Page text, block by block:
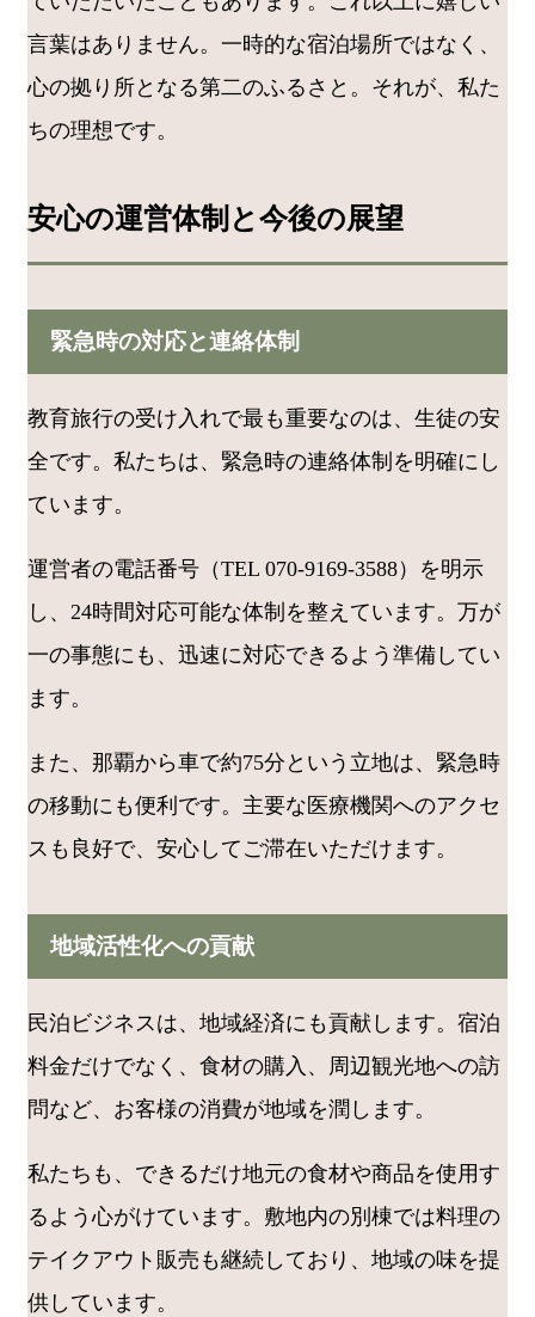
言葉はありません。一時的な宿泊場所ではなく、
心の拠り所となる第二のふるさと。それが、私た
ちの理想です。
安心の運営体制と今後の展望
緊急時の対応と連絡体制
教育旅行の受け入れで最も重要なのは、生徒の安
全です。私たちは、緊急時の連絡体制を明確にし
ています。
運営者の電話番号（TEL 070-9169-3588）を明示
し、24時間対応可能な体制を整えています。万が
一の事態にも、迅速に対応できるよう準備してい
ます。
また、那覇から車で約75分という立地は、緊急時
の移動にも便利です。主要な医療機関へのアクセ
スも良好で、安心してご滞在いただけます。
地域活性化への貢献
民泊ビジネスは、地域経済にも貢献します。宿泊
料金だけでなく、食材の購入、周辺観光地への訪
問など、お客様の消費が地域を潤します。
私たちも、できるだけ地元の食材や商品を使用す
るよう心がけています。敷地内の別棟では料理の
テイクアウト販売も継続しており、地域の味を提
供しています。